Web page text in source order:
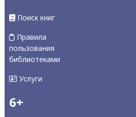
Поиск книг
Правила
пользования
библиотеками
Услуги
6+